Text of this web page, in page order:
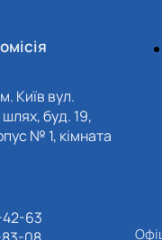
Київ вул.
шлях, буд. 19,
№ 1, кімната
63